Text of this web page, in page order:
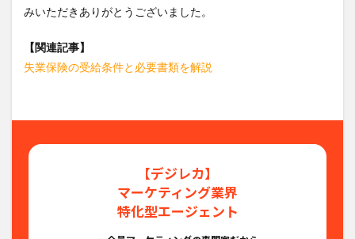
みいただきありがとうございました。
【関連記事】
失業保険の受給条件と必要書類を解説
【デジレカ】
マーケティング業界
特化型エージェント